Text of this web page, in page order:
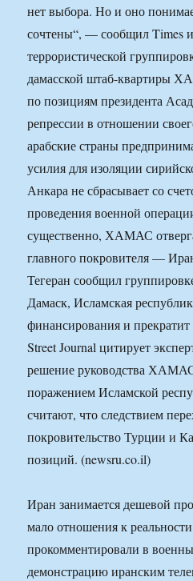
нет выбора. Но и оно
сочтены“, — сообщил Times
террористической
дамасской штаб-квартиры
по позициям президента
репрессии в отношении
арабские страны
усилия для изоляции
Анкара не сбрасывает со
проведения военной
существенно, ХАМАС
главного покровителя —
Тегеран сообщил
Дамаск, Исламская
финансирования и
Street Journal цитирует
решение руководства
поражением Исламской
считают, что следствием
покровительство Турции и
позиций. (newsru.co.il)
Иран занимается дешевой
мало отношения к
прокомментировали в
демонстрацию иранским